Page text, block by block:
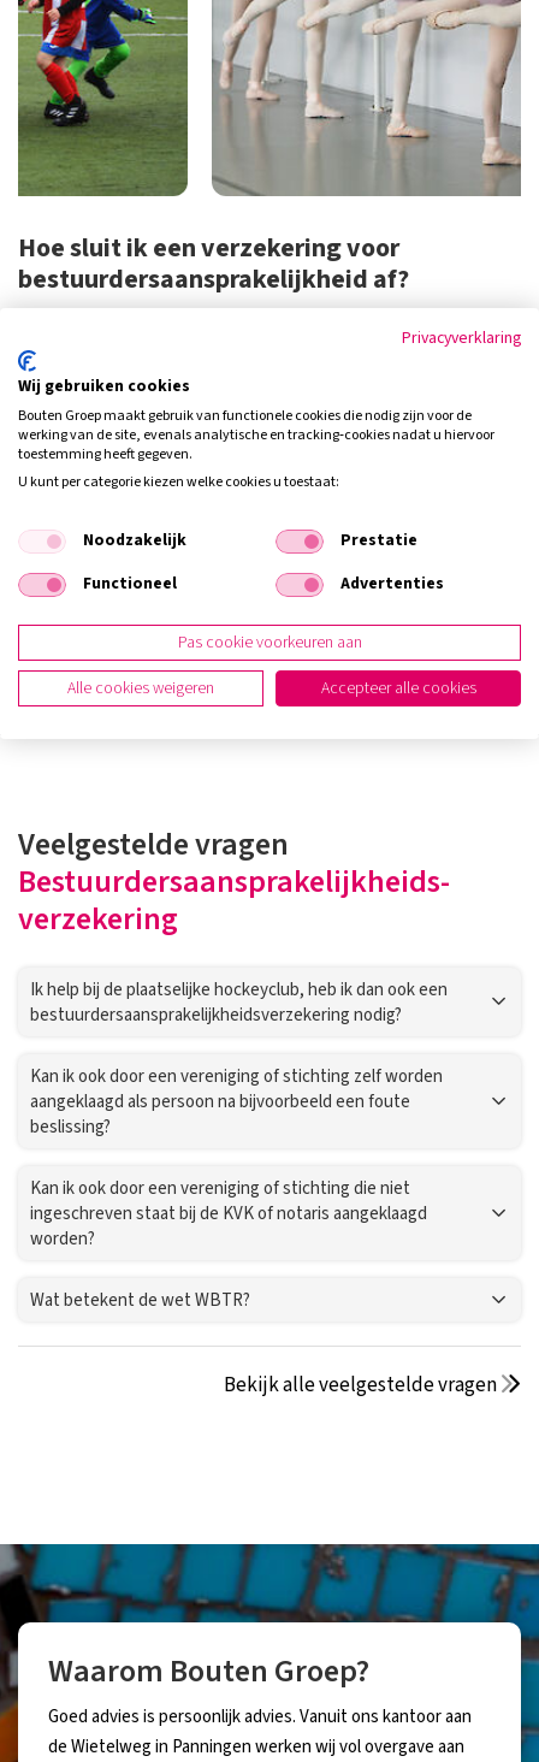
Hoe sluit ik een verzekering voor
bestuurdersaansprakelijkheid af?
Wilt u weten hoe u de risico’s van persoonlijke aansprakelijkheid
kunt vermijden of verminderen? Een zakelijk adviseur van Bouten
Groep neemt graag met u de mogelijkheden en de risico’s door.
Samen maakt u de keuze voor de juiste optie voor uw situatie.
Neem vandaag nog contact op met een adviseur van Bouten
Groep.
De voordelen van een
bestuurdersaansprakelijkheidsverzekering
Duidelijke verzekering voor interne- en externe
aansprakelijkheid
Veelgestelde vragen
Bestuurdersaansprakelijkheids-
verzekering
Ik help bij de plaatselijke hockeyclub, heb ik dan ook een
bestuurdersaansprakelijkheidsverzekering nodig?
Kan ik ook door een vereniging of stichting zelf worden
aangeklaagd als persoon na bijvoorbeeld een foute
beslissing?
Kan ik ook door een vereniging of stichting die niet
ingeschreven staat bij de KVK of notaris aangeklaagd
worden?
Wat betekent de wet WBTR?
Bekijk alle veelgestelde vragen
Waarom Bouten Groep?
Goed advies is persoonlijk advies. Vanuit ons kantoor aan
de Wietelweg in Panningen werken wij vol overgave aan
Privacyverklaring
Wij gebruiken cookies
Bouten Groep maakt gebruik van functionele cookies die nodig zijn voor de
werking van de site, evenals analytische en tracking‑cookies nadat u hiervoor
toestemming heeft gegeven.
U kunt per categorie kiezen welke cookies u toestaat:
Noodzakelijk
Prestatie
Functioneel
Advertenties
Pas cookie voorkeuren aan
Alle cookies weigeren
Accepteer alle cookies